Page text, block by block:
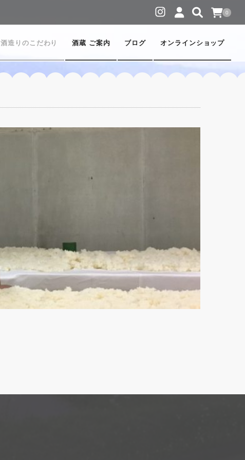
0
酒造りのこだわり 酒蔵 ご案内 ブログ オンラインショップ